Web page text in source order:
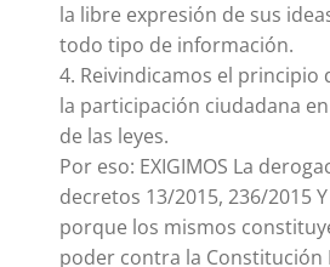
la libre expresión de sus
todo tipo de información.
4. Reivindicamos el principio
la participación ciudadana
de las leyes.
Por eso: EXIGIMOS La
decretos 13/2015, 236/2015
porque los mismos
poder contra la Constitución